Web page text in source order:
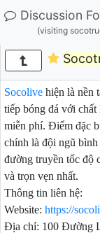
Discussion
(visiting
Socolive hiện là nền
tiếp bóng đá với
miễn phí. Điểm đặc
chính là đội ngũ
đường truyền tốc độ
và trọn vẹn nhất.
Thông tin liên hệ:
Website: https://
Địa chỉ: 100 Đường